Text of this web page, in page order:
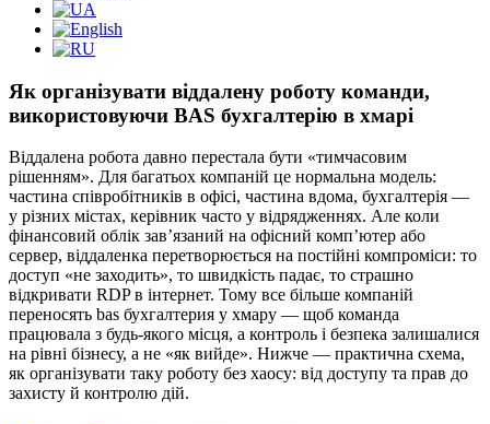
Як організувати віддалену роботу команди,
використовуючи BAS бухгалтерію в хмарі
Віддалена робота давно перестала бути «тимчасовим
рішенням». Для багатьох компаній це нормальна модель:
частина співробітників в офісі, частина вдома, бухгалтерія —
у різних містах, керівник часто у відрядженнях. Але коли
фінансовий облік зав’язаний на офісний комп’ютер або
сервер, віддаленка перетворюється на постійні компроміси: то
доступ «не заходить», то швидкість падає, то страшно
відкривати RDP в інтернет. Тому все більше компаній
переносять bas бухгалтерия у хмару — щоб команда
працювала з будь-якого місця, а контроль і безпека залишалися
на рівні бізнесу, а не «як вийде». Нижче — практична схема,
як організувати таку роботу без хаосу: від доступу та прав до
захисту й контролю дій.